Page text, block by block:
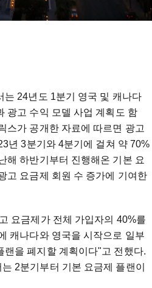
는 24년도 1분기 영국 및 캐나다
광고 수익 모델 사업 계획도 함
스가 공개한 자료에 따르면 광고
년 3분기와 4분기에 걸쳐 약 70%
해 하반기부터 진행해온 기본 요
고 요금제 회원 수 증가에 기여한
요금제가 전체 가입자의 40%를
캐나다와 영국을 시작으로 일부
랜을 폐지할 계획이다"고 전했다.
2분기부터 기본 요금제 플랜이